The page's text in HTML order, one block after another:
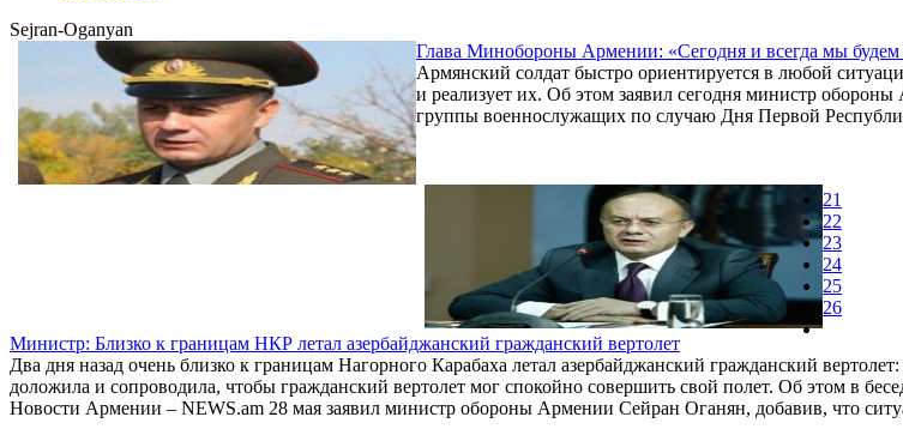
Sejran-Oganyan
Глава Минобороны Армении: «Сегодня и всегда мы будем
Армянский солдат быстро ориентируется в любой
и реализует их. Об этом заявил сегодня министр
группы военнослужащих по случаю Дня Первой
Министр: Близко к границам НКР летал азербайджанский гражданский вертолет
Два дня назад очень близко к границам Нагорного Карабаха летал азербайджанский гражданский вертолет:
доложила и сопроводила, чтобы гражданский вертолет мог спокойно совершить свой полет. Об этом в
Новости Армении – NEWS.am 28 мая заявил министр обороны Армении Сейран Оганян, добавив, что
21
22
23
24
25
26